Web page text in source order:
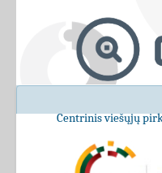
Centrinis viešųjų